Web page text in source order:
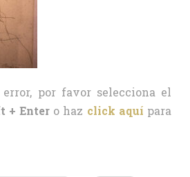
por favor selecciona el
+ Enter o haz click aquí para